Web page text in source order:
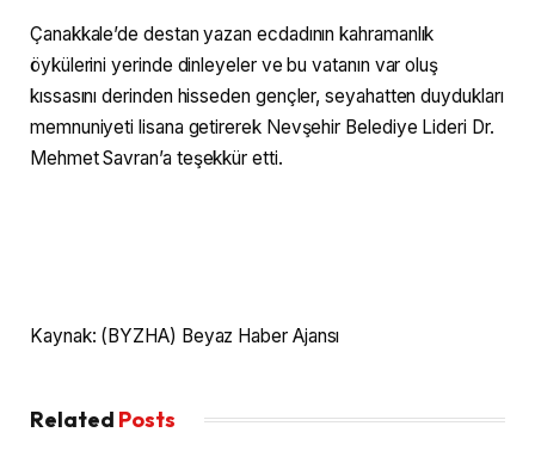
Çanakkale’de destan yazan ecdadının kahramanlık
öykülerini yerinde dinleyeler ve bu vatanın var oluş
kıssasını derinden hisseden gençler, seyahatten duydukları
memnuniyeti lisana getirerek Nevşehir Belediye Lideri Dr.
Mehmet Savran’a teşekkür etti.
Kaynak: (BYZHA) Beyaz Haber Ajansı
Related Posts